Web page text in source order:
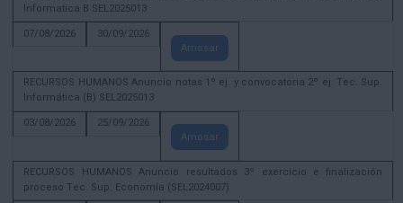
Informatica B SEL2025013
07/08/2026
30/09/2026
Amosar
RECURSOS HUMANOS Anuncio notas 1º ej. y convocatoria 2º ej. Tec. Sup.
Informática (B) SEL2025013
03/08/2026
25/09/2026
Amosar
RECURSOS HUMANOS Anuncio resultados 3º exercicio e finalización
proceso Tec. Sup. Economía (SEL2024007)